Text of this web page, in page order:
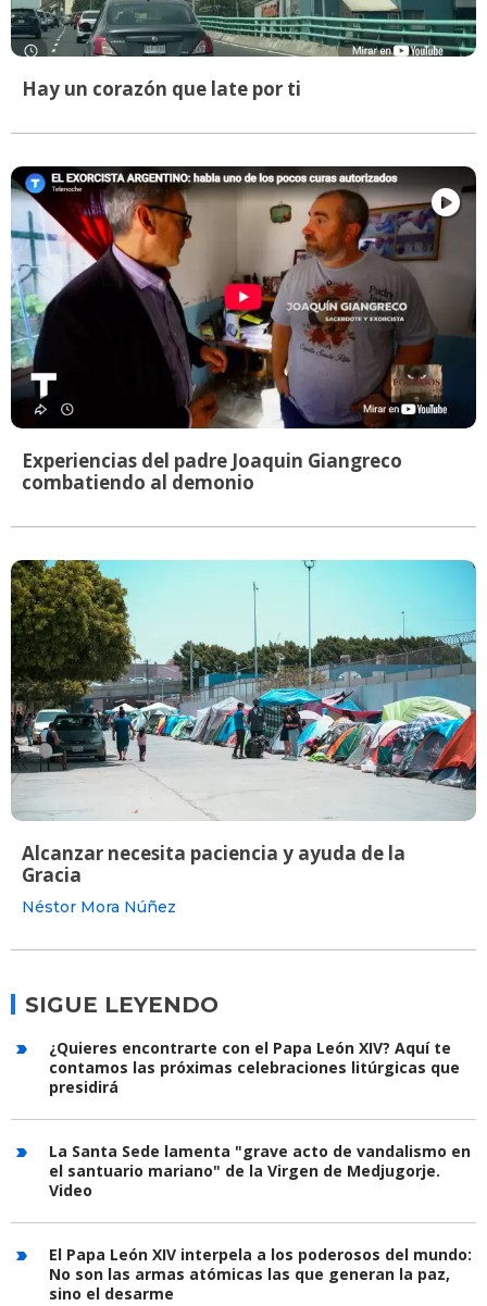
Hay un corazón que late por ti
Experiencias del padre Joaquin Giangreco
combatiendo al demonio
Alcanzar necesita paciencia y ayuda de la
Gracia
Néstor Mora Núñez
SIGUE LEYENDO
¿Quieres encontrarte con el Papa León XIV? Aquí te
contamos las próximas celebraciones litúrgicas que
presidirá
La Santa Sede lamenta "grave acto de vandalismo en
el santuario mariano" de la Virgen de Medjugorje.
Video
El Papa León XIV interpela a los poderosos del mundo:
No son las armas atómicas las que generan la paz,
sino el desarme